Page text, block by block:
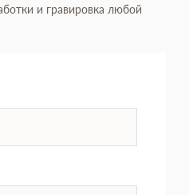
и гравировка любой